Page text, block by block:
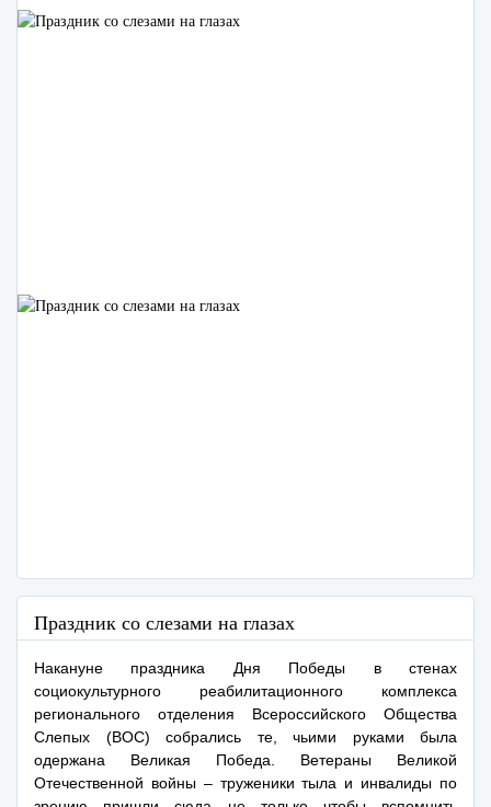
Праздник со слезами на глазах
Накануне праздника Дня Победы в стенах
социокультурного реабилитационного комплекса
регионального отделения Всероссийского Общества
Слепых (ВОС) собрались те, чьими руками была
одержана Великая Победа. Ветераны Великой
Отечественной войны – труженики тыла и инвалиды по